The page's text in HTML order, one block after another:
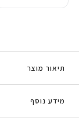
תיאור מוצר
מידע נוסף